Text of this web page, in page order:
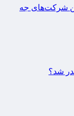
شرکت‌های جه
شد؟